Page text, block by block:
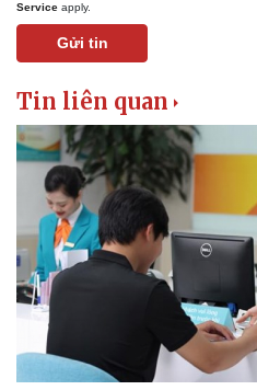
Văn hóa
Sân khấu - Điện ảnh
Văn học
Service apply.
Gửi tin
Tin liên quan